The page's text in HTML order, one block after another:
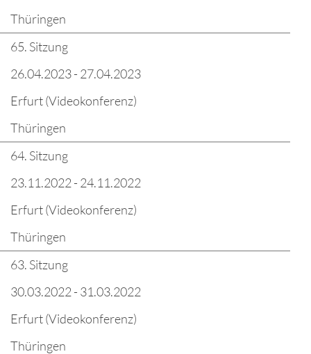
Thüringen
65. Sitzung
26.04.2023 - 27.04.2023
Erfurt (Videokonferenz)
Thüringen
64. Sitzung
23.11.2022 - 24.11.2022
Erfurt (Videokonferenz)
Thüringen
63. Sitzung
30.03.2022 - 31.03.2022
Erfurt (Videokonferenz)
Thüringen